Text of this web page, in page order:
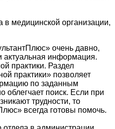
в медицинской организации,
очень давно,
актуальная информация.
практики. Раздел
практики» позволяет
по заданным
облегчает поиск. Если при
трудности, то
всегда готовы помочь.